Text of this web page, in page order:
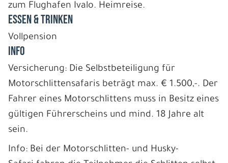
zum Flughafen Ivalo. Heimreise.
ESSEN & TRINKEN
Vollpension
INFO
Versicherung: Die Selbstbeteiligung für
Motorschlittensafaris beträgt max. € 1.500,-. Der
Fahrer eines Motorschlittens muss in Besitz eines
gültigen Führerscheins und mind. 18 Jahre alt
sein.
Info: Bei der Motorschlitten- und Husky-